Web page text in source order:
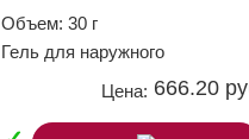
Объем: 30 г
Гель для наружного
Цена: 666.20